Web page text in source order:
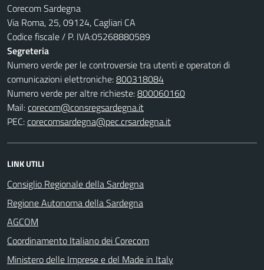
Corecom Sardegna
Via Roma, 25, 09124, Cagliari CA
Codice fiscale / P. IVA:05268880589
Segreteria
Numero verde per le controversie tra utenti e operatori di
comunicazioni elettroniche:800318084
Numero verde per altre richieste:800060160
Mail:corecom@consregsardegna.it
PEC:corecomsardegna@pec.crsardegna.it
LINK UTILI
Consiglio Regionale della Sardegna
Regione Autonoma della Sardegna
AGCOM
Coordinamento Italiano dei Corecom
Ministero delle Imprese e del Made in Italy